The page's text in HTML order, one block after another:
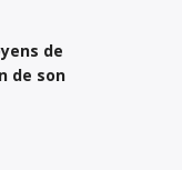
de
de son